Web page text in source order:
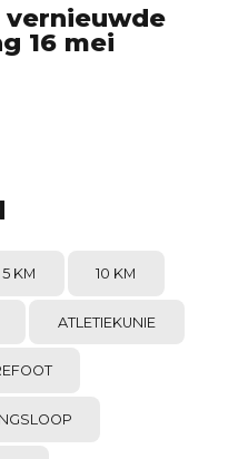
16 mei
5 KM 10 KM
ATLETIEKUNIE